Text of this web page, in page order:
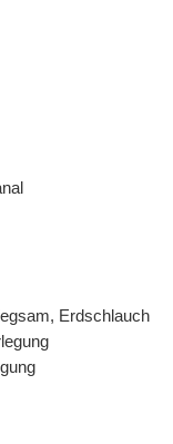
Erdschlauch